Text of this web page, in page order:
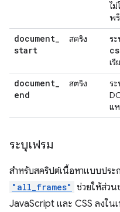
ไม่
พ
document_
start
สตริง ร
เ
document_
end
สตริง
ร
แ
ระบุเฟรม
สำหรับสคริปต์เนื้อหาแบบปร
"all_frames" ช่วยให้ส่วน
JavaScript และ CSS ลงใน